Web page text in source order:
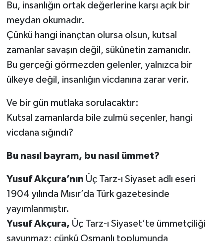
Bu, insanlığın ortak değerlerine karşı açık bir
meydan okumadır.
Çünkü hangi inançtan olursa olsun, kutsal
zamanlar savaşın değil, sükûnetin zamanıdır.
Bu gerçeği görmezden gelenler, yalnızca bir
ülkeye değil, insanlığın vicdanına zarar verir.
Ve bir gün mutlaka sorulacaktır:
Kutsal zamanlarda bile zulmü seçenler, hangi
vicdana sığındı?
Bu nasıl bayram, bu nasıl ümmet?
Yusuf Akçura’nın Üç Tarz-ı Siyaset adlı eseri
1904 yılında Mısır’da Türk gazetesinde
yayımlanmıştır.
Yusuf Akçura, Üç Tarz-ı Siyaset’te ümmetçiliği
savunmaz; çünkü Osmanlı toplumunda